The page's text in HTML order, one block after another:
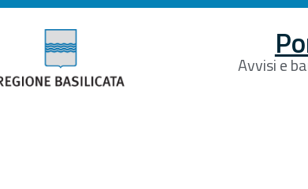
Avvisi e